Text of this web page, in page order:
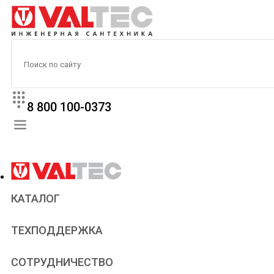
8 800 100-0373
КАТАЛОГ
ТЕХПОДДЕРЖКА
Паспорта и сертификаты
Статьи
СОТРУДНИЧЕСТВО
Сантехникам